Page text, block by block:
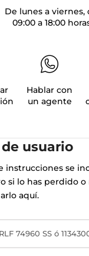
De lunes a viernes,
09:00 a 18:00
Hablar con
un agente
usuario
instrucciones se
si lo has perdido o
aquí.
74960 SS ó